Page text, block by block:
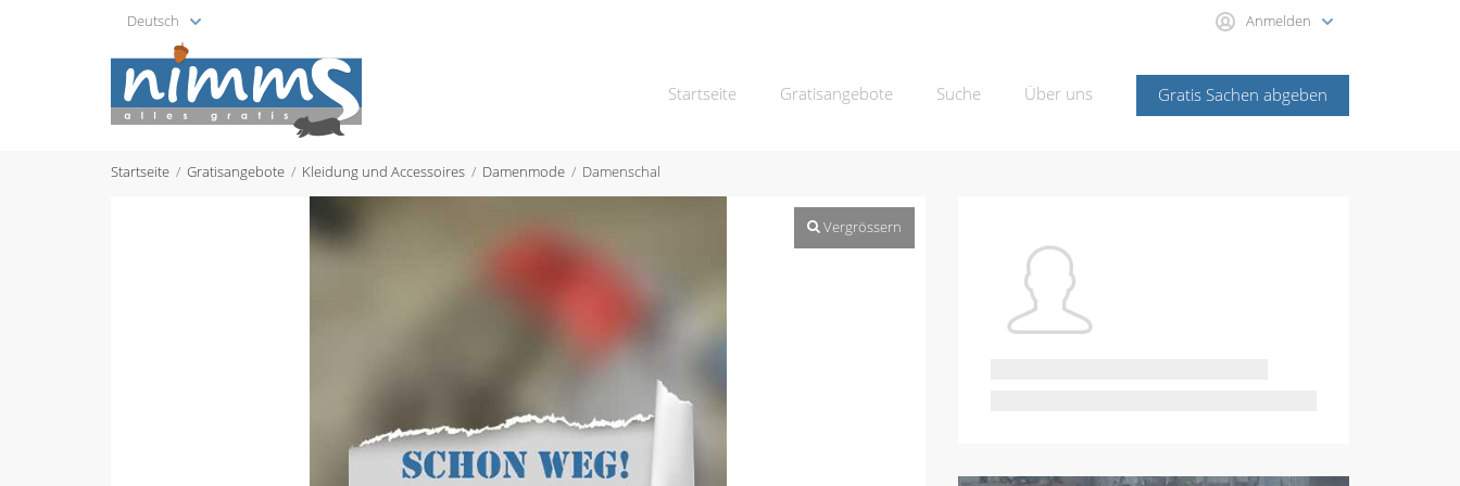
Deutsch Anmelden
Gratis Sachen abgeben
Startseite Gratisangebote Suche Über uns
Startseite Gratisangebote Kleidung und Accessoires Damenmode Damenschal
Vergrössern